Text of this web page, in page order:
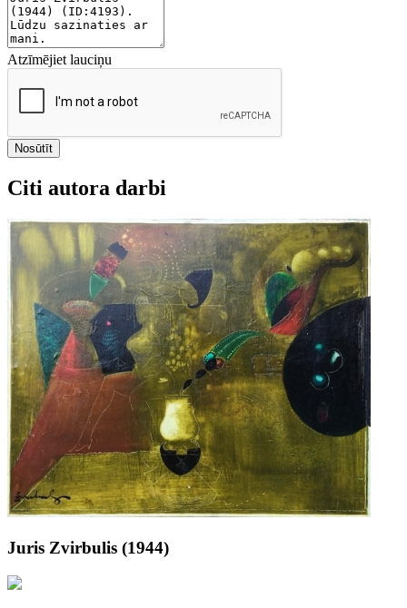
Atzīmējiet lauciņu
Nosūtīt
Citi autora darbi
Juris Zvirbulis (1944)